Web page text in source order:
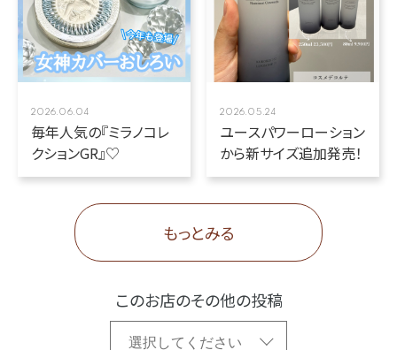
2026.06.04
毎年人気の『ミラノコレ
クションGR』♡
2026.05.24
ユースパワーローション
から新サイズ追加発売！
もっとみる
このお店のその他の投稿